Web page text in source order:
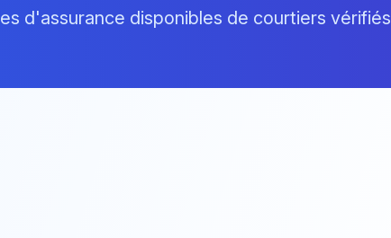
d'assurance disponibles de courtiers vérifiés